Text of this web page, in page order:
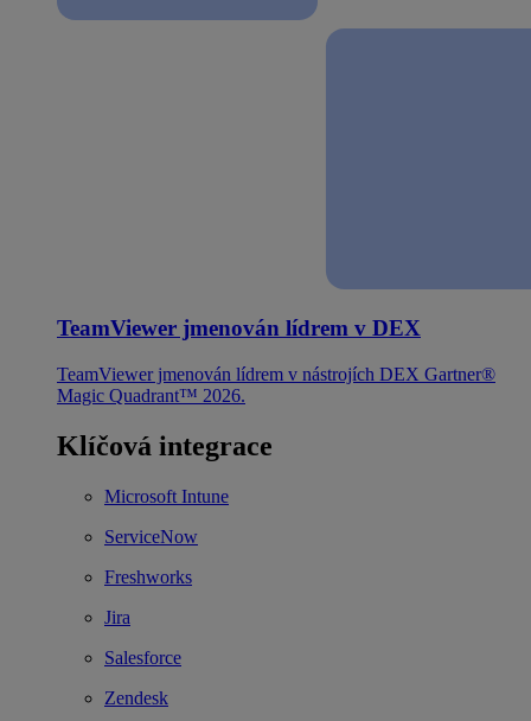
TeamViewer jmenován lídrem v DEX
TeamViewer jmenován lídrem v nástrojích DEX Gartner®
Magic Quadrant™ 2026.
Klíčová integrace
Microsoft Intune
ServiceNow
Freshworks
Jira
Salesforce
Zendesk